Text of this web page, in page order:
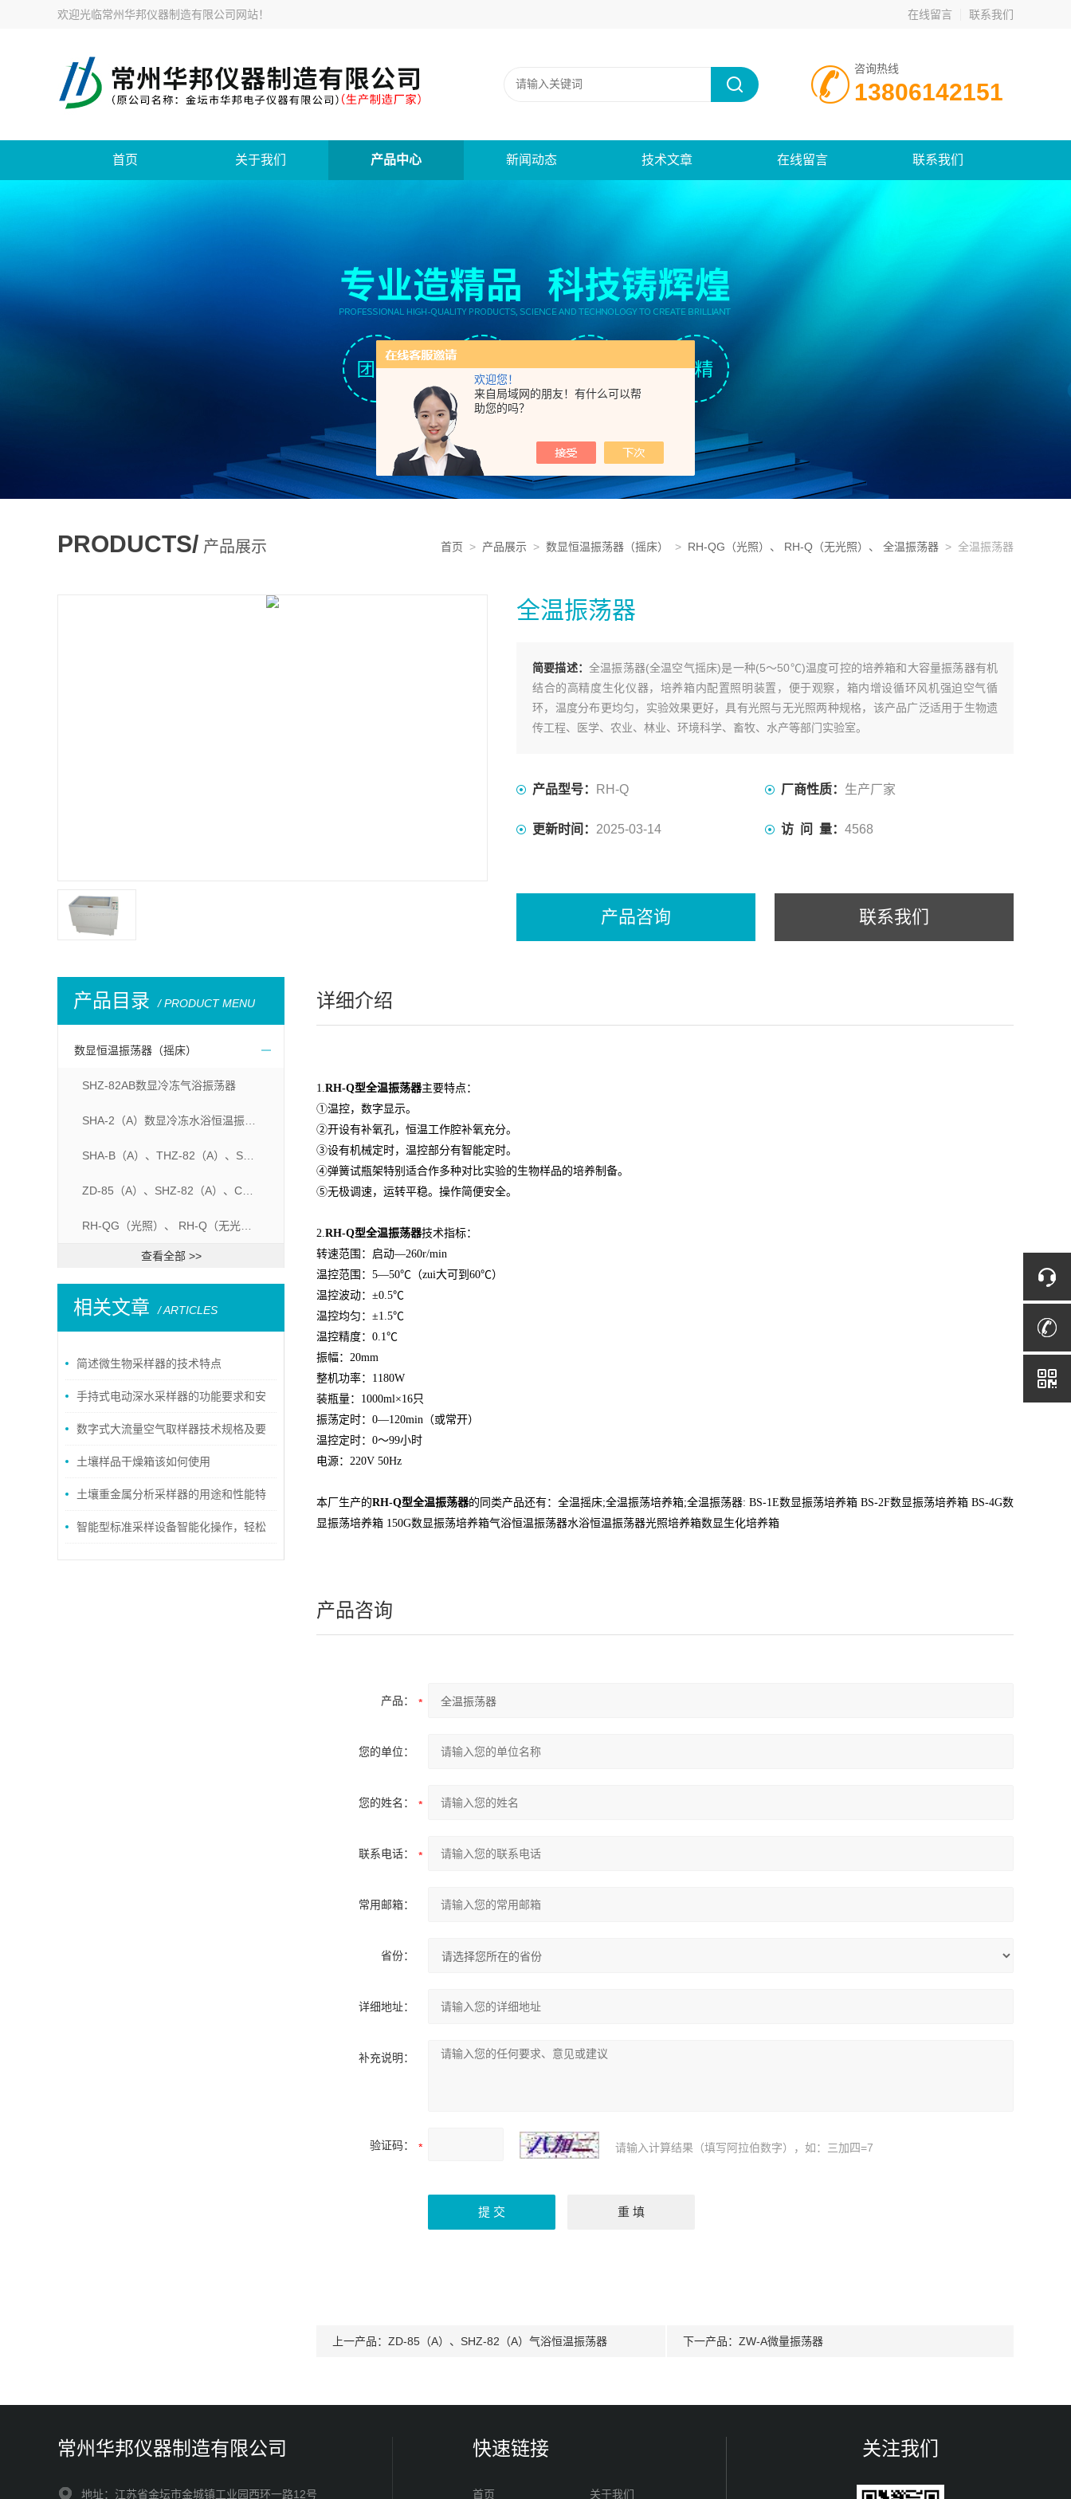
欢迎您！
来自局域网的朋友！有什么可以帮
助您的吗？
欢迎光临常州华邦仪器制造有限公司网站！ 在线留言 联系我们
咨询热线
13806142151
首页 关于我们 产品中心 新闻动态 技术文章 在线留言 联系我们
PRODUCTS/ 产品展示 首页 > 产品展示 > 数显恒温振荡器（摇床） > RH-QG（光照）、 RH-Q（无光照）、 全温振荡器 > 全温振荡器
全温振荡器
简要描述： 全温振荡器(全温空气摇床)是一种(5～50℃)温度可控的培养箱和大容量振荡器有机
结合的高精度生化仪器，培养箱内配置照明装置，便于观察，箱内增设循环风机强迫空气循
环，温度分布更均匀，实验效果更好，具有光照与无光照两种规格，该产品广泛适用于生物遗
传工程、医学、农业、林业、环境科学、畜牧、水产等部门实验室。
产品型号： RH-Q 厂商性质： 生产厂家
更新时间： 2025-03-14 访 问 量： 4568
产品咨询 联系我们
产品目录 / PRODUCT MENU
数显恒温振荡器（摇床）
SHZ-82AB数显冷冻气浴振荡器
查看全部 >>
相关文章 / ARTICLES
简述微生物采样器的技术特点
手持式电动深水采样器的功能要求和安
装位置的选择
数字式大流量空气取样器技术规格及要
求 土壤样品干燥箱该如何使用
土壤重金属分析采样器的用途和性能特
点介绍
智能型标准采样设备智能化操作，轻松
详细介绍
1.RH-Q型全温振荡器主要特点：
①温控，数字显示。
②开设有补氧孔，恒温工作腔补氧充分。
③设有机械定时，温控部分有智能定时。
④弹簧试瓶架特别适合作多种对比实验的生物样品的培养制备。
⑤无极调速，运转平稳。操作简便安全。
2.RH-Q型全温振荡器技术指标：
转速范围：启动—260r/min
温控范围：5—50℃（zui大可到60℃）
温控波动：±0.5℃
温控均匀：±1.5℃
温控精度：0.1℃
振幅：20mm
整机功率： 1180W
装瓶量：1000ml×16只
振荡定时：0—120min（或常开）
温控定时：0～99小时
电源：220V 50Hz
本厂生产的RH-Q型全温振荡器的同类产品还有：全温摇床;全温振荡培养箱;全温振荡器: BS-1E数显振荡培养箱 BS-2F数显振荡培养箱 BS-4G数
显振荡培养箱 150G数显振荡培养箱气浴恒温振荡器水浴恒温振荡器光照培养箱数显生化培养箱
产品咨询
产品：
您的单位：
您的姓名：
联系电话：
常用邮箱：
省份：
详细地址：
补充说明：
验证码： 请输入计算结果（填写阿拉伯数字），如：三加四=7
上一产品： ZD-85（A）、SHZ-82（A）气浴恒温振荡器 下一产品： ZW-A微量振荡器
常州华邦仪器制造有限公司
地址：江苏省金坛市金城镇工业园西环一路12号
快速链接
首页 关于我们
关注我们